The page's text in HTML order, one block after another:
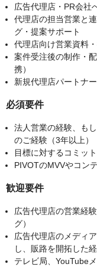
広告代理店・PR会社
代理店の担当営業と
グ・提案サポート
代理店向け営業資料
案件受注後の制作・
携）
新規代理店パートナ
必須要件
法人営業の経験、も
のご経験（3年以上）
目標に対するコミッ
PIVOTのMVVやコン
歓迎要件
広告代理店の営業経
グ）
広告代理店のメディ
し、販路を開拓した経
テレビ局、YouTube